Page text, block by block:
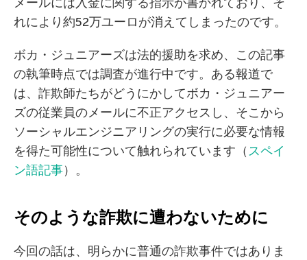
れにより約52万ユーロが消えてしまったのです。
ボカ・ジュニアーズは法的援助を求め、この記事
の執筆時点では調査が進行中です。ある報道で
は、詐欺師たちがどうにかしてボカ・ジュニアー
ズの従業員のメールに不正アクセスし、そこから
ソーシャルエンジニアリングの実行に必要な情報
を得た可能性について触れられています（スペイ
ン語記事）。
そのような詐欺に遭わないために
今回の話は、明らかに普通の詐欺事件ではありま